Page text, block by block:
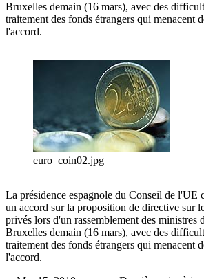
Bruxelles demain (16 mars), avec des
traitement des fonds étrangers qui menacent
l'accord.
euro_coin02.jpg
La présidence espagnole du Conseil de l'UE
un accord sur la proposition de directive sur
privés lors d'un rassemblement des ministres
Bruxelles demain (16 mars), avec des
traitement des fonds étrangers qui menacent
l'accord.